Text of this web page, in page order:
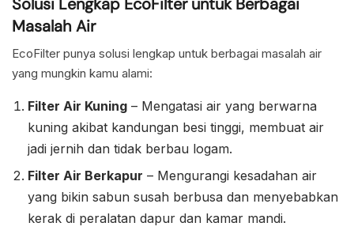
Solusi Lengkap EcoFilter untuk Berbagai
Masalah Air
EcoFilter punya solusi lengkap untuk berbagai masalah air
yang mungkin kamu alami:
Filter Air Kuning – Mengatasi air yang berwarna
kuning akibat kandungan besi tinggi, membuat air
jadi jernih dan tidak berbau logam.
Filter Air Berkapur – Mengurangi kesadahan air
yang bikin sabun susah berbusa dan menyebabkan
kerak di peralatan dapur dan kamar mandi.